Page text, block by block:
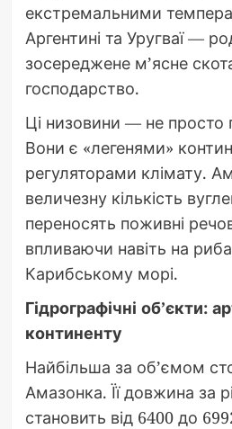
екстремальними
Аргентині та Уругваї —
зосереджене м’ясне
господарство.
Ці низовини — не просто
Вони є «легенями»
регуляторами клімату.
величезну кількість
переносять поживні
впливаючи навіть на
Карибському морі.
Гідрографічні об’єкти:
континенту
Найбільша за об’ємом
Амазонка. Її довжина за
становить від 6400 до